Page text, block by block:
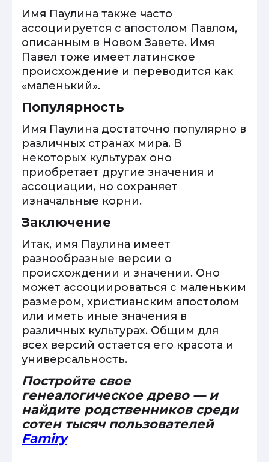
Имя Паулина также часто
ассоциируется с апостолом Павлом,
описанным в Новом Завете. Имя
Павел тоже имеет латинское
происхождение и переводится как
«маленький».
Популярность
Имя Паулина достаточно популярно в
различных странах мира. В
некоторых культурах оно
приобретает другие значения и
ассоциации, но сохраняет
изначальные корни.
Заключение
Итак, имя Паулина имеет
разнообразные версии о
происхождении и значении. Оно
может ассоциироваться с маленьким
размером, христианским апостолом
или иметь иные значения в
различных культурах. Общим для
всех версий остается его красота и
универсальность.
Постройте свое
генеалогическое древо — и
найдите родственников среди
сотен тысяч пользователей
Famiry